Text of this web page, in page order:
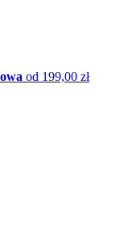
od 199,00 zł